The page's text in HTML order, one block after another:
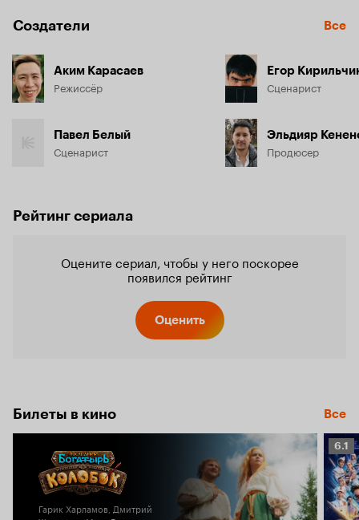
Создатели Все
Аким Карасаев
Режиссёр
Павел Белый
Сценарист
Егор
Сценарист
Эльдияр
Продюсер
Рейтинг сериала
Оцените сериал, чтобы у него поскорее
появился рейтинг
Оценить
Билеты в кино Все
Гарик Харламов, Дмитрий
6.1
6.1